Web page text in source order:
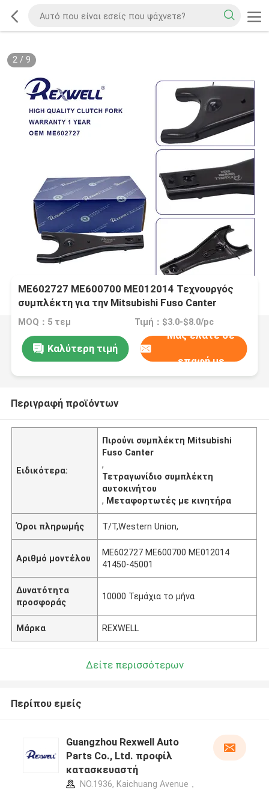
2/ 9
ME602727 ME600700 ME012014 Τεχνουργός
συμπλέκτη για την Mitsubishi Fuso Canter
MOQ：5 τεμ Τιμή：$3.0-$8.0/pc
Καλύτερη τιμή
Μας ελάτε σε
επαφή με
Περιγραφή προϊόντων
Ειδικότερα:
Πιρούνι συμπλέκτη Mitsubishi
Fuso Canter
,
Τετραγωνίδιο συμπλέκτη
αυτοκινήτου
, Μεταφορτωτές με κινητήρα
Όροι πληρωμής T/T,Western Union,
Αριθμό μοντέλου
ME602727 ME600700 ME012014
41450-45001
Δυνατότητα
προσφοράς
10000 Τεμάχια το μήνα
Μάρκα REXWELL
Δείτε περισσότερων
Περίπου εμείς
Guangzhou Rexwell Auto
Parts Co., Ltd. προφίλ
κατασκευαστή
NO.1936, Kaichuang Avenue，